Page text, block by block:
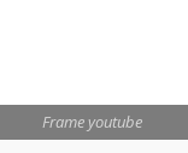
Frame youtube